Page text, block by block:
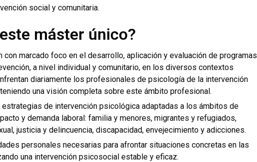
social y comunitaria.
máster único?
con marcado foco en el desarrollo, aplicación y evaluación de programas
a nivel individual y comunitario, en los diversos contextos
diariamente los profesionales de psicología de la intervención
una visión completa sobre este ámbito profesional.
estrategias de intervención psicológica adaptadas a los ámbitos de
y demanda laboral: familia y menores, migrantes y refugiados,
justicia y delincuencia, discapacidad, envejecimiento y adicciones.
personales necesarias para afrontar situaciones concretas en las
una intervención psicosocial estable y eficaz.